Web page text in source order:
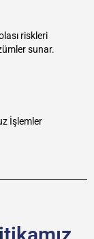
riskleri
sunar.
İşlemler